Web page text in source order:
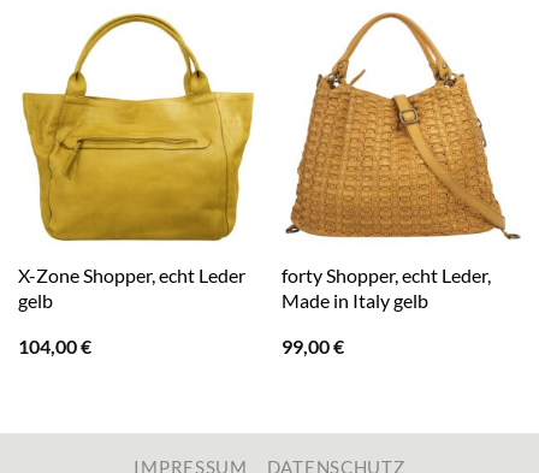
X-Zone Shopper, echt Leder
gelb
104,00€
forty Shopper, echt Leder,
Made in Italy gelb
99,00€
IMPRESSUM DATENSCHUTZ